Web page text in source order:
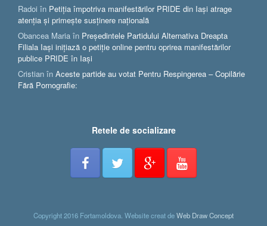
Radoi în Petiția împotriva manifestărilor PRIDE din Iași atrage
atenția și primește susținere națională
Obancea Maria în Președintele Partidului Alternativa Dreapta
Filiala Iași inițiază o petiție online pentru oprirea manifestărilor
publice PRIDE în Iași
Cristian în Aceste partide au votat Pentru Respingerea – Copilărie
Fără Pornografie:
Retele de socializare
Copyright 2016 Fortamoldova. Website creat deWeb Draw Concept